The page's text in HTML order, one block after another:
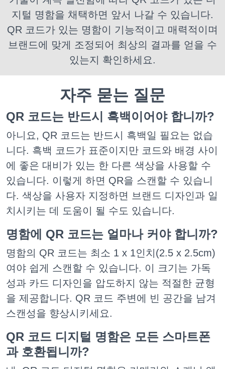
지털 명함을 채택하면 앞서 나갈 수 있습니다.
QR 코드가 있는 명함이 기능적이고 매력적이며
브랜드에 맞게 조정되어 최상의 결과를 얻을 수
있는지 확인하세요.
자주 묻는 질문
QR 코드는 반드시 흑백이어야 합니까?
아니요, QR 코드는 반드시 흑백일 필요는 없습
니다. 흑백 코드가 표준이지만 코드와 배경 사이
에 좋은 대비가 있는 한 다른 색상을 사용할 수
있습니다. 이렇게 하면 QR을 스캔할 수 있습니
다. 색상을 사용자 지정하면 브랜드 디자인과 일
치시키는 데 도움이 될 수도 있습니다.
명함에 QR 코드는 얼마나 커야 합니까?
명함의 QR 코드는 최소 1 x 1인치(2.5 x 2.5cm)
여야 쉽게 스캔할 수 있습니다. 이 크기는 가독
성과 카드 디자인을 압도하지 않는 적절한 균형
을 제공합니다. QR 코드 주변에 빈 공간을 남겨
스캔성을 향상시키세요.
QR 코드 디지털 명함은 모든 스마트폰
과 호환됩니까?